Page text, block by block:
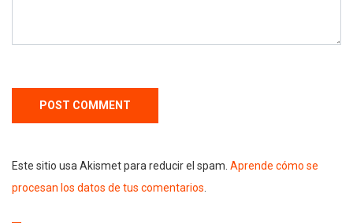
Este sitio usa Akismet para reducir el spam. Aprende cómo se
procesan los datos de tus comentarios